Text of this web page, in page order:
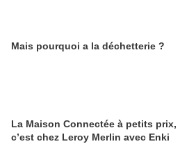
Mais pourquoi a la déchetterie ?
La Maison Connectée à petits prix,
c’est chez Leroy Merlin avec Enki